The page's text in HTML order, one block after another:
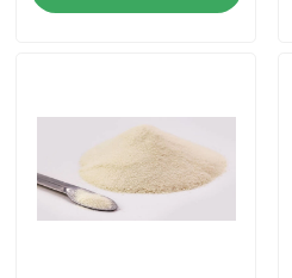
संपर्क करें
समाचार